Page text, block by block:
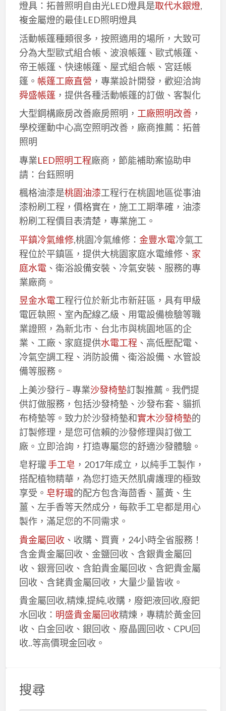
燈具：拓普照明自由光LED燈具是取代水銀燈,
複金屬燈的最佳LED照明燈具
活動帳篷種類很多，按照適用的場所，大致可
分為大型歐式組合帳、波浪帳篷、歐式帳篷、
帝王帳篷、快速帳篷、屋式組合帳、宮廷帳
篷。 帳篷工廠直營 ，專業設計開發，歡迎洽詢
舜盛帳篷，提供各種活動帳篷的訂做、客製化
大型鋼構廠房改善廠房照明， 工廠照明改善，
學校運動中心高空照明改善，廠商推薦：拓普
照明
專業LED照明工程廠商，節能補助案協助申
請：台鈺照明
楓格油漆是桃園油漆工程行在桃園地區從事油
漆粉刷工程，價格實在，施工工期準確，油漆
粉刷工程價目表清楚，專業施工。
平鎮冷氣維修,桃園冷氣維修： 金豐水電冷氣工
程位於平鎮區，提供大桃園家庭水電維修、 家
庭水電、衛浴設備安裝、冷氣安裝、服務的專
業廠商。
昱金水電工程行位於新北市新莊區，具有甲級
電匠執照、室內配線乙級、用電設備檢驗等職
業證照，為新北市、台北市與桃園地區的企
業、工廠、家庭提供水電工程 、高低壓配電、
冷氣空調工程、消防設備、衛浴設備、水管設
備等服務。
上美沙發行 – 專業沙發椅墊訂製推薦。我們提
供訂做服務，包括沙發椅墊、沙發布套、貓抓
布椅墊等。致力於沙發椅墊和實木沙發椅墊的
訂製修理，是您可信賴的沙發修理與訂做工
廠。立即洽詢，打造專屬您的舒適沙發體驗。
皂籽瓏手工皂 ，2017年成立，以純手工製作，
搭配植物精華，為您打造天然肌膚護理的極致
享受。 皂籽瓏的配方包含海茴香、薑黃、生
薑、左手香等天然成分，每款手工皂都是用心
製作，滿足您的不同需求。
貴金屬回收、收購、買賣，24小時全省服務！
含金貴金屬回收、金鹽回收、含銀貴金屬回
收、銀膏回收、含鉑貴金屬回收、含鈀貴金屬
回收、含銠貴金屬回收，大量少量皆收。
貴金屬回收,精煉,提純,收購，廢鈀液回收,廢鈀
水回收： 明盛貴金屬回收精煉，專精於黃金回
收、白金回收、銀回收、廢晶圓回收、CPU回
收..等高價現金回收。
搜尋